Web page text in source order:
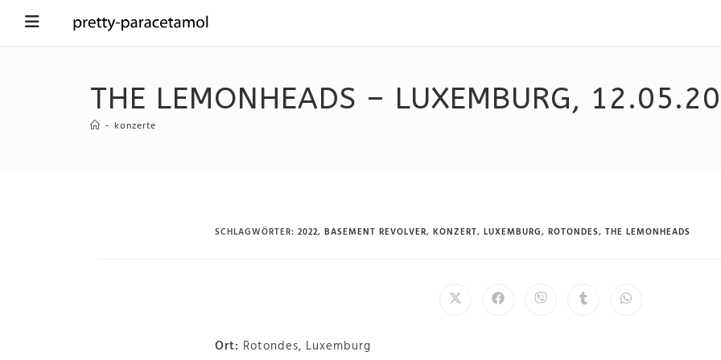
THE LEMONHEADS – LUXEMBURG,
- konzerte
SCHLAGWÖRTER: 2022, BASEMENT REVOLVER, KONZERT, LUXEMBURG, ROTONDES, THE LEMONHEADS
Ort: Rotondes, Luxemburg